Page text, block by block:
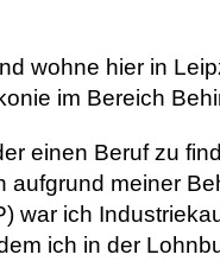
wohne hier in
im Bereich
einen Beruf zu
meiner
war ich
ich in der